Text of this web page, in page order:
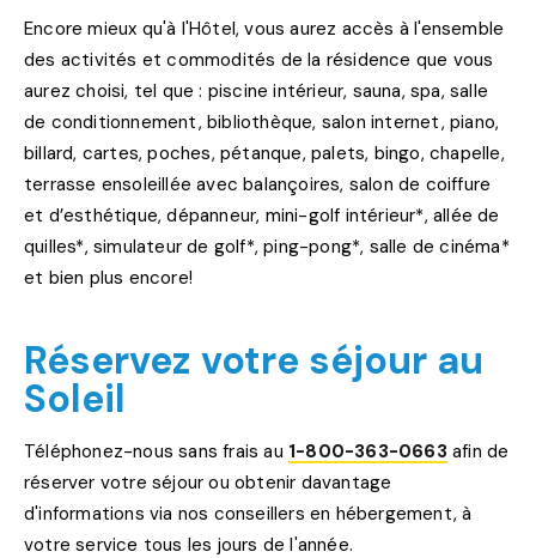
Encore mieux qu'à l'Hôtel, vous aurez accès à l'ensemble
des activités et commodités de la résidence que vous
aurez choisi, tel que : piscine intérieur, sauna, spa, salle
de conditionnement, bibliothèque, salon internet, piano,
billard, cartes, poches, pétanque, palets, bingo, chapelle,
terrasse ensoleillée avec balançoires, salon de coiffure
et d’esthétique, dépanneur, mini-golf intérieur*, allée de
quilles*, simulateur de golf*, ping-pong*, salle de cinéma*
et bien plus encore!
Réservez votre séjour au
Soleil
Téléphonez-nous sans frais au 1-800-363-0663 afin de
réserver votre séjour ou obtenir davantage
d'informations via nos conseillers en hébergement, à
votre service tous les jours de l'année.